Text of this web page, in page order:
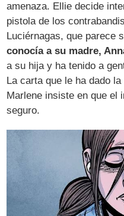
amenaza. Ellie decide
pistola de los
Luciérnagas, que parece
conocía a su madre,
a su hija y ha tenido a
La carta que le ha dado
Marlene insiste en que el
seguro.